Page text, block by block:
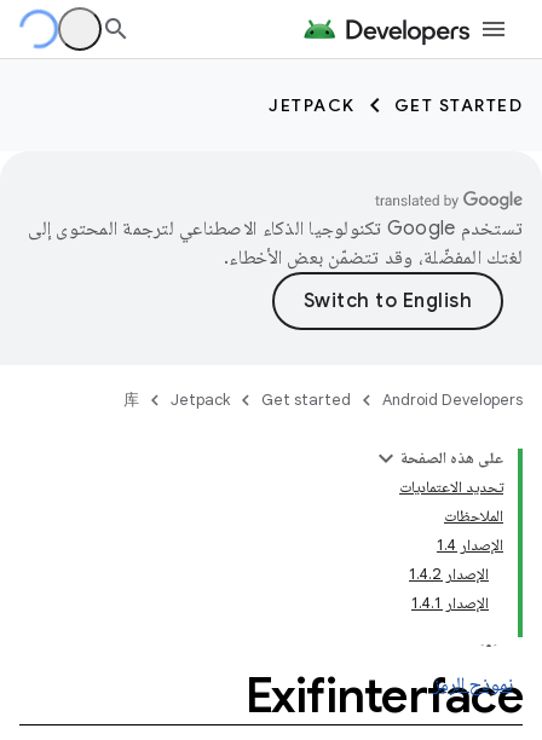
GET STARTED
JETPACK
تستخدم Google تكنولوجيا الذكاء الاصطناعي لترجمة المحتوى إلى
لغتك المفضّلة، وقد تتضمّن بعض الأخطاء.
Android Developers
Get started
Jetpack
库
على هذه الصفحة
تحديد الاعتماديات
الملاحظات
الإصدار 1.4
الإصدار 1.4.2
الإصدار 1.4.1
Exifinterface
نموذج الرمز